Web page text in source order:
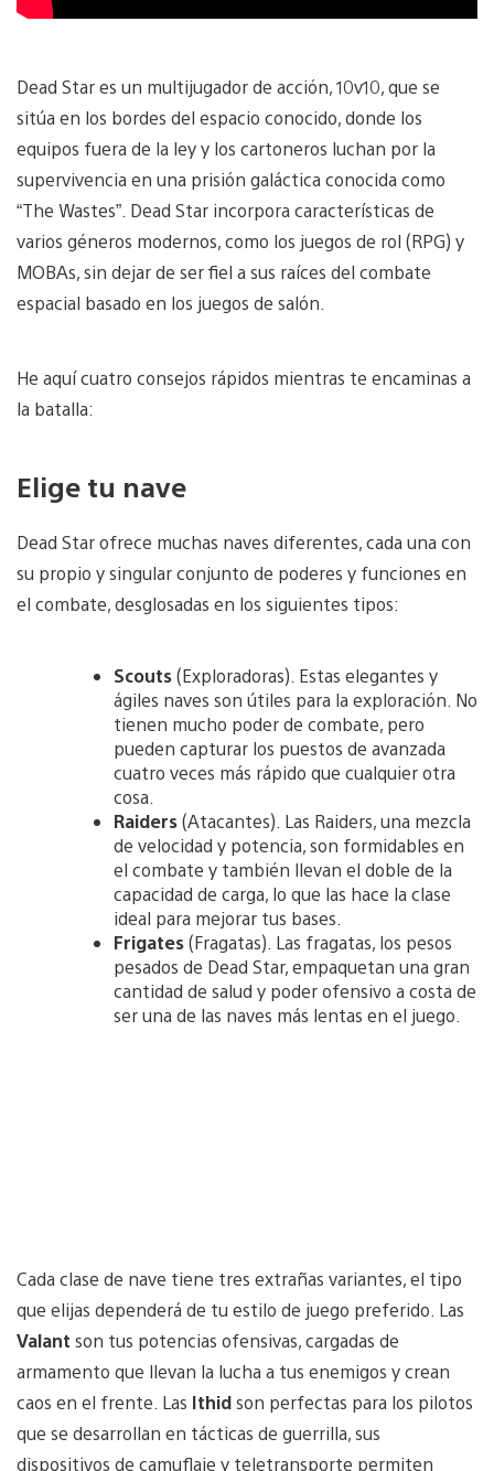
Dead Star es un multijugador de acción, 10v10, que se
sitúa en los bordes del espacio conocido, donde los
equipos fuera de la ley y los cartoneros luchan por la
supervivencia en una prisión galáctica conocida como
“The Wastes”. Dead Star incorpora características de
varios géneros modernos, como los juegos de rol (RPG) y
MOBAs, sin dejar de ser fiel a sus raíces del combate
espacial basado en los juegos de salón.
He aquí cuatro consejos rápidos mientras te encaminas a
la batalla:
Elige tu nave
Dead Star ofrece muchas naves diferentes, cada una con
su propio y singular conjunto de poderes y funciones en
el combate, desglosadas ​​en los siguientes tipos:
Scouts(Exploradoras). Estas elegantes y
ágiles naves son útiles para la exploración. No
tienen mucho poder de combate, pero
pueden capturar los puestos de avanzada
cuatro veces más rápido que cualquier otra
cosa.
Raiders(Atacantes). Las Raiders, una mezcla
de velocidad y potencia, son formidables en
el combate y también llevan el doble de la
capacidad de carga, lo que las hace la clase
ideal para mejorar tus bases.
Frigates(Fragatas). Las fragatas, los pesos
pesados ​​de Dead Star, empaquetan una gran
cantidad de salud y poder ofensivo a costa de
ser una de las naves más lentas en el juego.
Cada clase de nave tiene tres extrañas variantes, el tipo
que elijas dependerá de tu estilo de juego preferido. Las
Valant son tus potencias ofensivas, cargadas de
armamento que llevan la lucha a tus enemigos y crean
caos en el frente. Las Ithidson perfectas para los pilotos
que se desarrollan en tácticas de guerrilla, sus
dispositivos de camuflaje y teletransporte permiten